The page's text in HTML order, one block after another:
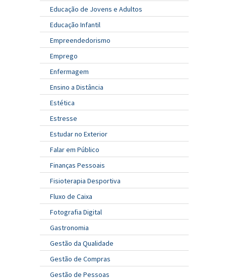
Educação de Jovens e Adultos
Educação Infantil
Empreendedorismo
Emprego
Enfermagem
Ensino a Distância
Estética
Estresse
Estudar no Exterior
Falar em Público
Finanças Pessoais
Fisioterapia Desportiva
Fluxo de Caixa
Fotografia Digital
Gastronomia
Gestão da Qualidade
Gestão de Compras
Gestão de Pessoas